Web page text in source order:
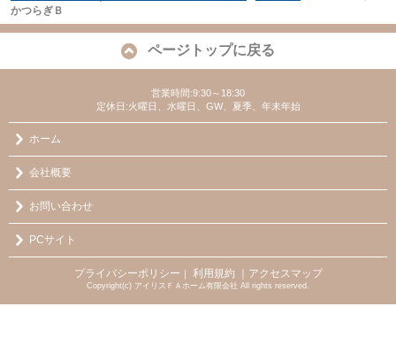
かつらぎＢ
ページトップに戻る
営業時間:9:30～18:30
定休日:火曜日、水曜日、GW、夏季、年末年始
ホーム
会社概要
お問い合わせ
PCサイト
プライバシーポリシー 利用規約 ｜アクセスマップ
Copyright(c) アイリスＦＡホーム有限会社 All rights reserved.